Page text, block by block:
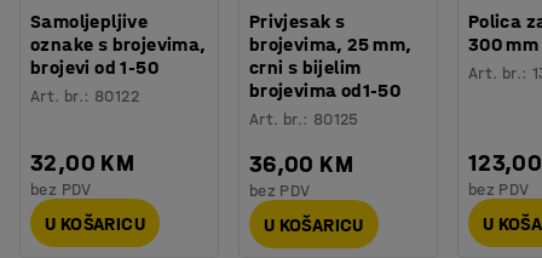
Klupa podiže ormarić na visinu koja odgovara položaju
sjedenja, također olakšava čišćenje prostora ispod
ormarića.
potrebama kako biste stvorili idealno rješenje za sigurno
spremanje (prodaje se posebno).
Broj za boju okvira ormara : RAL 7016
Materijal klupe: Jelovina
Broj vrata: 9
Broj sekcija: 3
Procjena vremena
Težina: 81,4
Montaža: Dolazi nesastavljeno
Testirano: EN 16121:2023
Samoljepljive
oznake s brojevima,
brojevi od 1-50
Art. br.: 80122
32,00 KM
bez PDV
U KOŠARICU
Privjesak s
brojevima, 25 mm,
crni s bijelim
brojevima od1-50
Art. br.: 80125
36,00 KM
bez PDV
U KOŠARICU
Polica
300 mm
Art. br.:
bez PDV
U